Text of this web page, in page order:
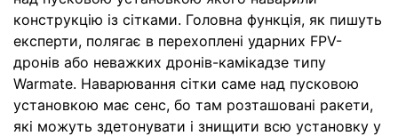
конструкцію із сітками. Головна функція, як пишуть
експерти, полягає в перехоплені ударних FPV-
дронів або неважких дронів-камікадзе типу
Warmate. Наварювання сітки саме над пусковою
установкою має сенс, бо там розташовані ракети,
які можуть здетонувати і знищити всю установку у